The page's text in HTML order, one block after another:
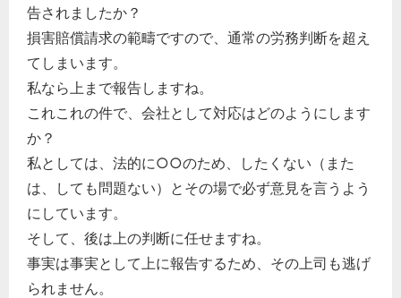
告されましたか？
損害賠償請求の範疇ですので、通常の労務判断を超え
てしまいます。
私なら上まで報告しますね。
これこれの件で、会社として対応はどのようにします
か？
私としては、法的に○○のため、したくない（また
は、しても問題ない）とその場で必ず意見を言うよう
にしています。
そして、後は上の判断に任せますね。
事実は事実として上に報告するため、その上司も逃げ
られません。